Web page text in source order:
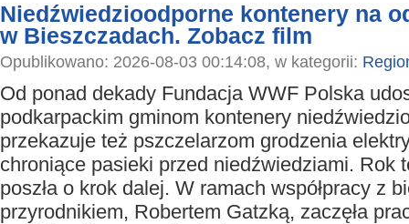
Niedźwiedzioodporne kontenery na
w Bieszczadach. Zobacz film
Opublikowano: 2026-08-03 00:14:08, w kategorii:
Od ponad dekady Fundacja WWF Polska
podkarpackim gminom kontenery
przekazuje też pszczelarzom grodzenia
chroniące pasieki przed niedźwiedziami. Rok
poszła o krok dalej. W ramach współpracy z
przyrodnikiem, Robertem Gatzką, zaczęła